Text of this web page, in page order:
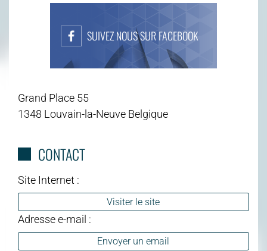
SUIVEZ NOUS SUR FACEBOOK
Grand Place 55
1348 Louvain-la-Neuve Belgique
CONTACT
Site Internet :
Visiter le site
Adresse e-mail :
Envoyer un email